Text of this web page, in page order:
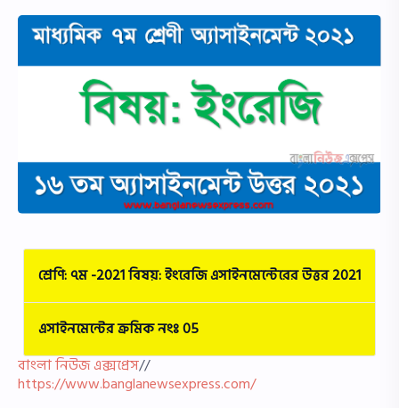
শ্রেণি: ৭ম -2021 বিষয়: ইংরেজিএসাইনমেন্টেরের উত্তর2021
এসাইনমেন্টের ক্রমিক নংঃ 05
বাংলা নিউজ এক্সপ্রেস//
https://www.banglanewsexpress.com/